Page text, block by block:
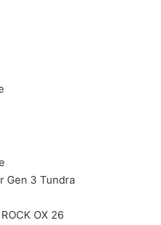
Gen 3 Tundra
OX 26